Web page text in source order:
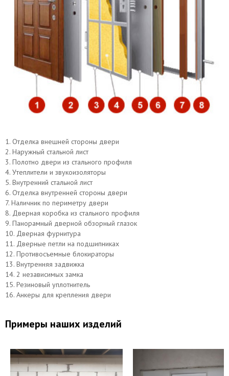
1. Отделка внешней стороны двери
2. Наружный стальной лист
3. Полотно двери из стального профиля
4. Утеплители и звукоизоляторы
5. Внутренний стальной лист
6. Отделка внутренней стороны двери
7. Наличник по периметру двери
8. Дверная коробка из стального профиля
9. Панорамный дверной обзорный глазок
10. Дверная фурнитура
11. Дверные петли на подшипниках
12. Противосъемные блокираторы
13. Внутренняя задвижка
14. 2 независимых замка
15. Резиновый уплотнитель
16. Анкеры для крепления двери
Примеры наших изделий